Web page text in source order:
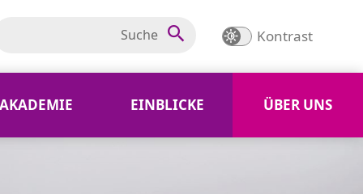
Kontrast
AKADEMIE EINBLICKE ÜBER UNS